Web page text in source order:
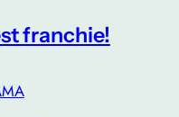
franchie!